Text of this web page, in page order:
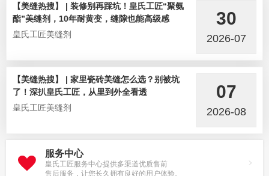
【美缝热搜】 | 装修别再踩坑！皇氏工匠“聚氨
酯”美缝剂，10年耐黄变，缝隙也能高级感
皇氏工匠美缝剂
30
2026-07
【美缝热搜】 | 家里瓷砖美缝怎么选？别被坑
了！深扒皇氏工匠，从里到外全看透
皇氏工匠美缝剂
07
2026-08
服务中心
皇氏工匠服务中心提供多渠道优质售前
售后服务，让您长久拥有良好的用户体验。